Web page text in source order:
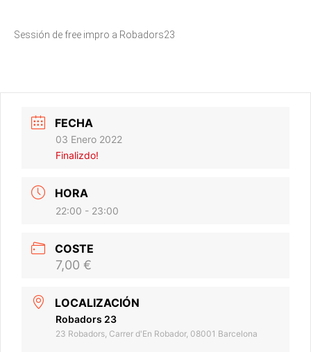
Sessión de free impro a Robadors23
FECHA
03 Enero 2022
Finalizdo!
HORA
22:00 - 23:00
COSTE
7,00 €
LOCALIZACIÓN
Robadors 23
23 Robadors, Carrer d'En Robador, 08001 Barcelona